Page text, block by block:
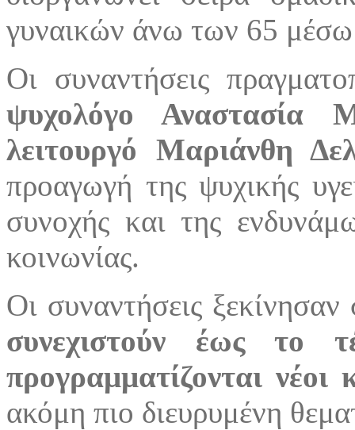
γυναικών άνω των 65
Οι συναντήσεις
ψυχολόγο Αναστασία
λειτουργό Μαριάνθη
προαγωγή της ψυχικής
συνοχής και της
κοινωνίας.
Οι συναντήσεις ξεκίνησαν
συνεχιστούν έως το
προγραμματίζονται νέοι
ακόμη πιο διευρυμένη